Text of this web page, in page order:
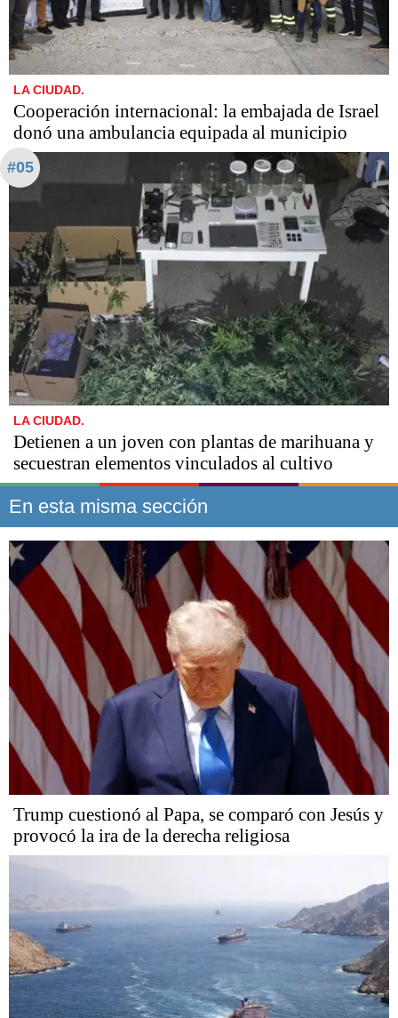
LA CIUDAD.
Cooperación internacional: la embajada de Israel
donó una ambulancia equipada al municipio
#05
LA CIUDAD.
Detienen a un joven con plantas de marihuana y
secuestran elementos vinculados al cultivo
En esta misma sección
Trump cuestionó al Papa, se comparó con Jesús y
provocó la ira de la derecha religiosa